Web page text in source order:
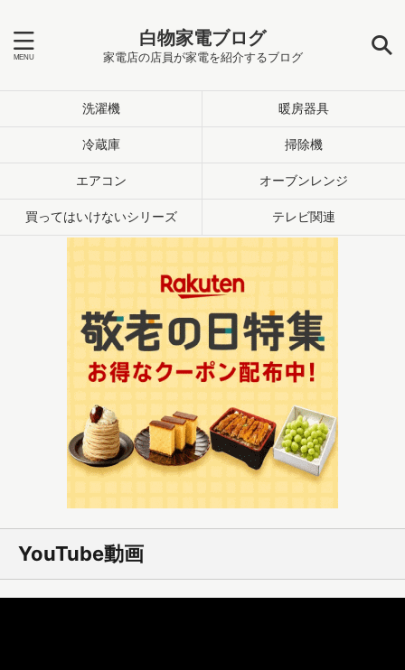
白物家電ブログ
家電店の店員が家電を紹介するブログ
洗濯機 暖房器具
冷蔵庫 掃除機
エアコン オーブンレンジ
買ってはいけないシリーズ テレビ関連
YouTube動画